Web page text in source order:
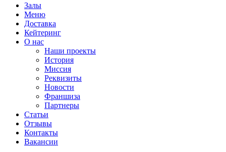
Залы
Меню
Доставка
Кейтеринг
О нас
Наши проекты
История
Миссия
Реквизиты
Новости
Франшиза
Партнеры
Статьи
Отзывы
Контакты
Вакансии